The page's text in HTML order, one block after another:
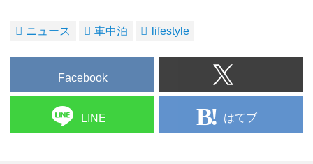
ニュース 車中泊 lifestyle
Facebook
LINE はてブ